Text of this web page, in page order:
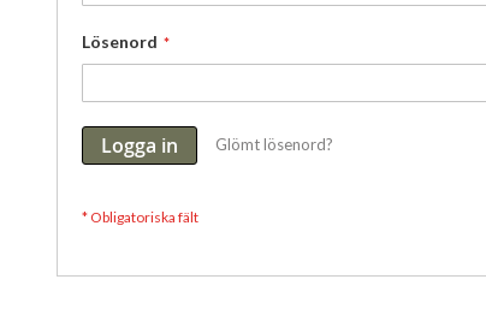
Lösenord
Logga in Glömt lösenord?